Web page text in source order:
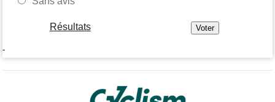
Résultats
-